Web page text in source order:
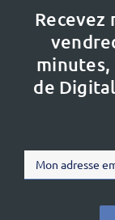
minutes,
de